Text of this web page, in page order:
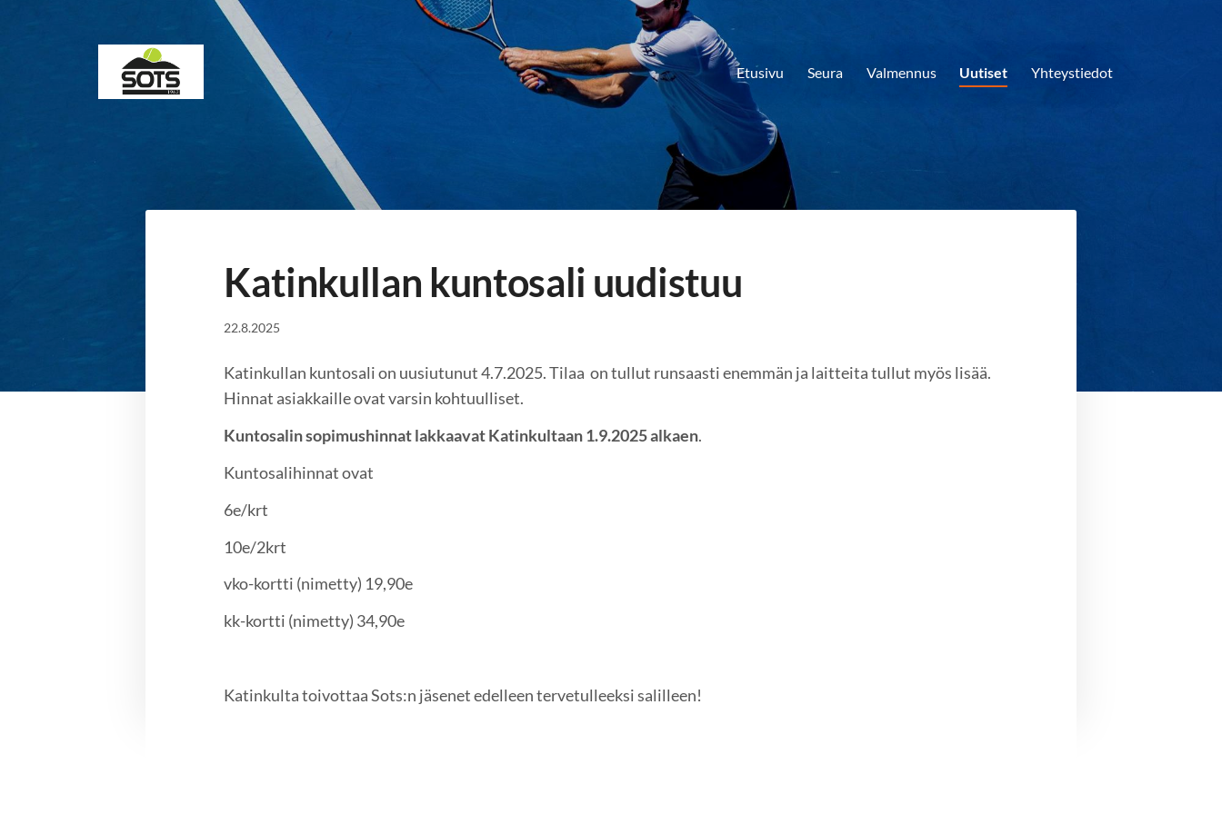
Sotkamon Tennisseura Etusivu Seura Valmennus Uutiset Yhteystiedot
Katinkullan kuntosali uudistuu
22.8.2025
Katinkullan kuntosali on uusiutunut 4.7.2025. Tilaa on tullut runsaasti enemmän ja laitteita tullut myös lisää.
Hinnat asiakkaille ovat varsin kohtuulliset.
Kuntosalin sopimushinnat lakkaavat Katinkultaan 1.9.2025 alkaen.
Kuntosalihinnat ovat
6e/krt
10e/2krt
vko-kortti (nimetty) 19,90e
kk-kortti (nimetty) 34,90e
Katinkulta toivottaa Sots:n jäsenet edelleen tervetulleeksi salilleen!